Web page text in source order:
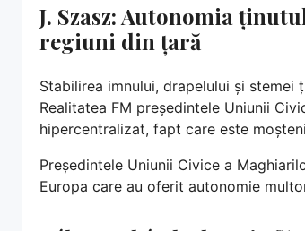
J. Szasz: Autonomia
regiuni din țară
Stabilirea imnului, drapelului și stemei
Realitatea FM președintele Uniunii
hipercentralizat, fapt care este
Președintele Uniunii Civice a
Europa care au oferit autonomie